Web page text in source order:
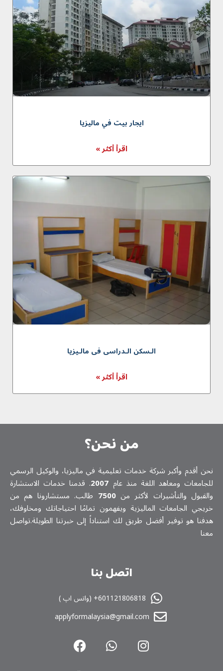
ايجار بيت في ماليزيا
اقرأ أكثر »
الـسكن الـدراسى فى مالـيزيا
اقرأ أكثر »
من نحن؟
نحن أقدم وأكبر شركة خدمات تعلیمیة في ماليزيا، والوكيل الرسمي
للجامعات ومعاهد اللغة منذ عام 2007. قدمنا خدمات الاستشارة
والقبول والتأشيرات لأكثر من7500 طالب. مستشارونا هم من
خريجي الجامعات الماليزية ويفهمون تمامًا احتياجاتك ومخاوفك،
هدفنا هو توفير أفضل طريق لك استناداً إلى خبرتنا الطويلة.تواصل
معنا
اتصل بنا
601121806818+ (واتس اپ )
applyformalaysia@gmail.com